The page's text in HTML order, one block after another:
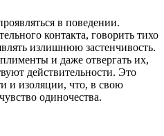
в поведении.
контакта, говорить тихо
излишнюю застенчивость.
и даже отвергать их,
действительности. Это
и изоляции, что, в свою
одиночества.